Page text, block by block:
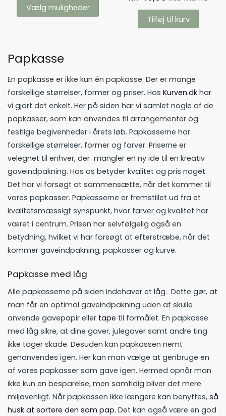
Vælg muligheder
har
varianter.
Mulighederne
kan
vælges
på
varesiden
Tilføj til kurv
Papkasse
En papkasse er ikke kun én papkasse. Der er mange
forskellige størrelser, former og priser. Hos Kurven.dk har
vi gjort det enkelt. Her på siden har vi samlet nogle af de
papkasser, som kan anvendes til arrangementer og
festlige begivenheder i årets løb. Papkasserne har
forskellige størrelser, former og farver. Priserne er
velegnet til enhver, der mangler en ny ide til en kreativ
gaveindpakning. Hos os betyder kvalitet og pris noget.
Det har vi forsøgt at sammensætte, når det kommer til
vores papkasser. Papkasserne er fremstillet ud fra et
kvalitetsmæssigt synspunkt, hvor farver og kvalitet har
været i centrum. Prisen har selvfølgelig også en
betydning, hvilket vi har forsøgt at efterstræbe, når det
kommer gaveindpakning, papkasser og kurve.
Papkasse med låg
Alle papkasserne på siden indehaver et låg. Dette gør, at
man får en optimal gaveindpakning uden at skulle
anvende gavepapir eller tape til formålet. En papkasse
med låg sikre, at dine gaver, julegaver samt andre ting
ikke tager skade. Desuden kan papkassen nemt
genanvendes igen. Her kan man vælge at genbruge en
af vores papkasser som gave igen. Hermed opnår man
ikke kun en besparelse, men samtidig bliver det mere
miljøvenligt. Når papkassen ikke længere kan benyttes, så
husk at sortere den som pap. Det kan også være en god